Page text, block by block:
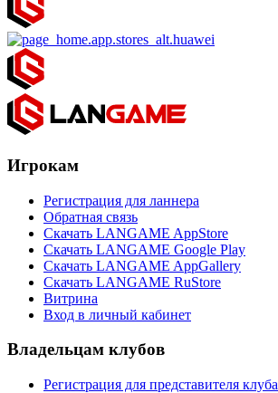
Игрокам
Регистрация для ланнера
Обратная связь
Скачать LANGAME AppStore
Скачать LANGAME Google Play
Скачать LANGAME AppGallery
Скачать LANGAME RuStore
Витрина
Вход в личный кабинет
Владельцам клубов
Регистрация для представителя клуба